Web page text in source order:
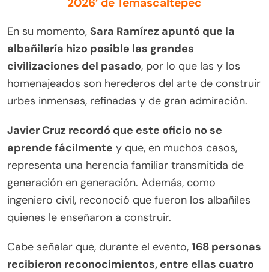
En su momento, Sara Ramírez apuntó que la
albañilería hizo posible las grandes
civilizaciones del pasado, por lo que las y los
homenajeados son herederos del arte de construir
urbes inmensas, refinadas y de gran admiración.
Javier Cruz recordó que este oficio no se
aprende fácilmente y que, en muchos casos,
representa una herencia familiar transmitida de
generación en generación. Además, como
ingeniero civil, reconoció que fueron los albañiles
quienes le enseñaron a construir.
Cabe señalar que, durante el evento, 168 personas
recibieron reconocimientos, entre ellas cuatro